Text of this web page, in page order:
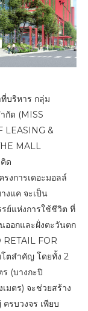
บริหาร กลุ่ม
กัด (MISS
LEASING &
MALL
ด
งการเดอะมอลล์
งแค จะเป็น
ย์แห่งการใช้ชีวิต ที่
ออกและฝั่งตะวันตก
FOR
ตสำคัญ โดยทั้ง 2
(บางกะปิ
มตร) จะช่วยสร้าง
รบวงจร เพียบ